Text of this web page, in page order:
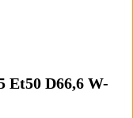
Et50 D66,6 W-